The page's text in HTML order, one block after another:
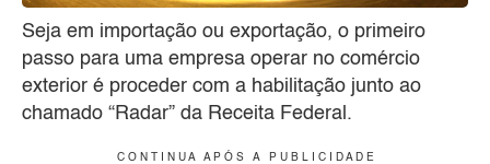
Seja em importação ou exportação, o primeiro
passo para uma empresa operar no comércio
exterior é proceder com a habilitação junto ao
chamado “Radar” da Receita Federal.
C O N T I N U A A P Ó S A P U B L I C I D A D E